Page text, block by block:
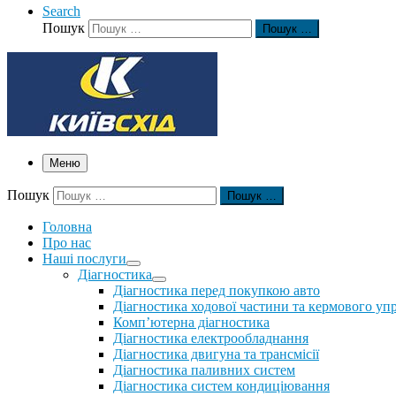
Search
Пошук
Пошук …
Меню
Пошук Пошук …
Головна
Про нас
Наші послуги
Діагностика
Діагностика перед покупкою авто
Діагностика ходової частини та кермового
Комп’ютерна діагностика
Діагностика електрообладнання
Діагностика двигуна та трансмісії
Діагностика паливних систем
Діагностика систем кондиціювання